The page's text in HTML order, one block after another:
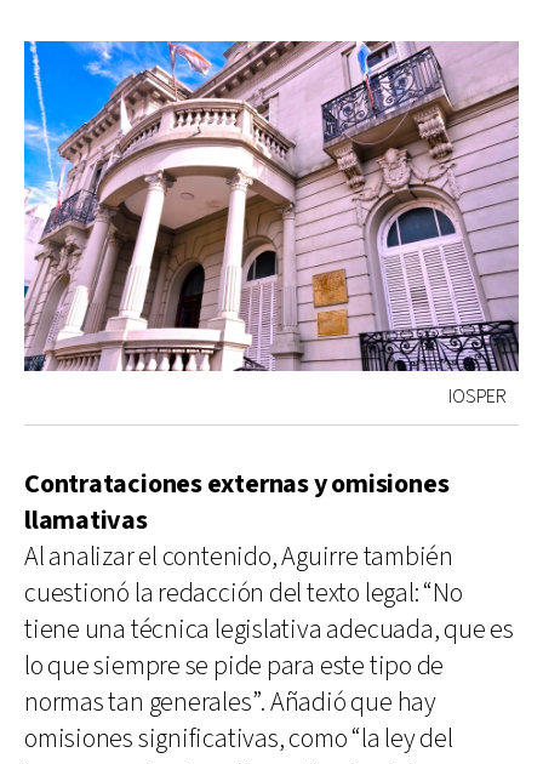
IOSPER
Contrataciones externas y omisiones
llamativas
Al analizar el contenido, Aguirre también
cuestionó la redacción del texto legal: “No
tiene una técnica legislativa adecuada, que es
lo que siempre se pide para este tipo de
normas tan generales”. Añadió que hay
omisiones significativas, como “la ley del